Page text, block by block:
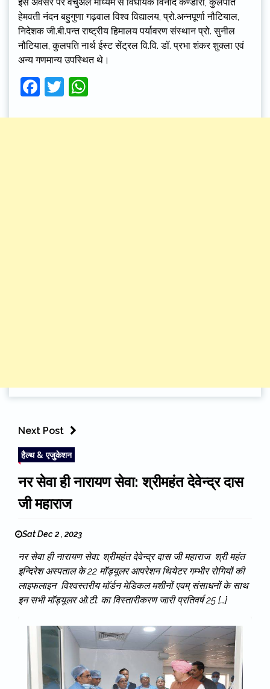
हेमवती नंदन बहुगुणा गढ़वाल विश्व विद्यालय, प्रो.अन्नपूर्णा नौटियाल,
निदेशक जी.बी.पन्त राष्ट्रीय हिमालय पर्यावरण संस्थान प्रो. सुनील
नौटियाल, कुलपति नार्थ ईस्ट सेंट्रल वि.वि. डॉ. प्रभा शंकर शुक्ला एवं
अन्य गणमान्य उपस्थित थे।
Facebook
Twitter
Next Post
हैल्थ & एजुकेशन
नर सेवा ही नारायण सेवा: श्रीमहंत देवेन्द्र दास
जी महाराज
Sat Dec 2 , 2023
नर सेवा ही नारायण सेवा: श्रीमहंत देवेन्द्र दास जी महाराज श्री महंत
इन्दिरेश अस्पताल के 22 माॅड्यूलर आपरेशन थियेटर गम्भीर रोगियों की
लाइफलाइन विश्वस्तरीय माॅर्डन मेडिकल मशीनों एवम् संसाधनों के साथ
इन सभी माॅड्यूलर ओ.टी. का विस्तारीकरण जारी प्रतिवर्ष 25 […]